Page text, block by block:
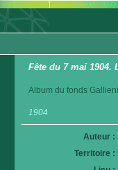
Fête du 7 mai 1904.
Album du fonds
1904
Auteur :
Territoire :